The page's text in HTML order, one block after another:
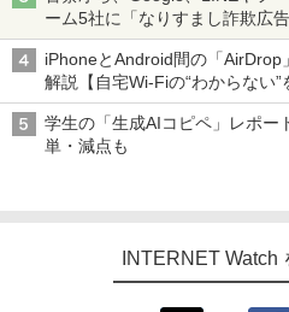
ーム5社に「なりすまし詐欺広
真や映像を使った投資詐欺など
iPhoneとAndroid間の「
解説【自宅Wi-Fiの“わからない”
学生の「生成AIコピペ」レポー
単・減点も
INTERNET Watch